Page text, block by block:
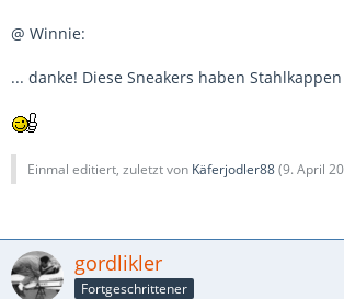
@ Winnie:
... danke! Diese Sneakers haben
Einmal editiert, zuletzt von Käferjodler88(9. April
gordlikler
Fortgeschrittener